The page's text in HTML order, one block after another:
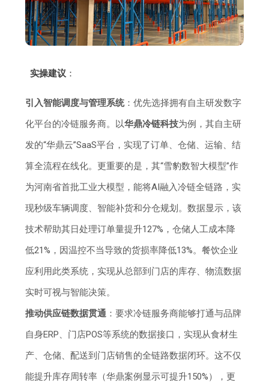
实操建议 ：
引入智能调度与管理系统：优先选择拥有自主研发数字
化平台的冷链服务商。以华鼎冷链科技为例，其自主研
发的“华鼎云”SaaS平台，实现了订单、仓储、运输、结
算全流程在线化。更重要的是，其“雪豹数智大模型”作
为河南省首批工业大模型，能将AI融入冷链全链路，实
现秒级车辆调度、智能补货和分仓规划。数据显示，该
技术帮助其日处理订单量提升127%，仓储人工成本降
低21%，因温控不当导致的货损率降低13%。餐饮企业
应利用此类系统，实现从总部到门店的库存、物流数据
实时可视与智能决策。
推动供应链数据贯通 ：要求冷链服务商能够打通与品牌
自身ERP、门店POS等系统的数据接口，实现从食材生
产、仓储、配送到门店销售的全链路数据闭环。这不仅
能提升库存周转率（华鼎案例显示可提升150%），更